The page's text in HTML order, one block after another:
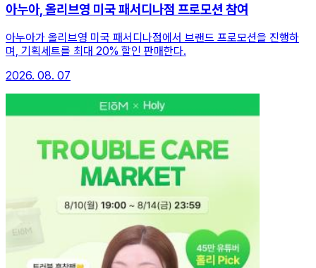
아누아, 올리브영 미국 패서디나점 프로모션 참여
아누아가 올리브영 미국 패서디나점에서 브랜드 프로모션을 진행하
며, 기획세트를 최대 20% 할인 판매한다.
2026. 08. 07